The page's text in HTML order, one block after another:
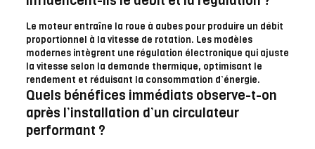
Le moteur entraîne la roue à aubes pour produire un débit
proportionnel à la vitesse de rotation. Les modèles
modernes intègrent une régulation électronique qui ajuste
la vitesse selon la demande thermique, optimisant le
rendement et réduisant la consommation d’énergie.
Quels bénéfices immédiats observe-t-on
après l’installation d’un circulateur
performant ?